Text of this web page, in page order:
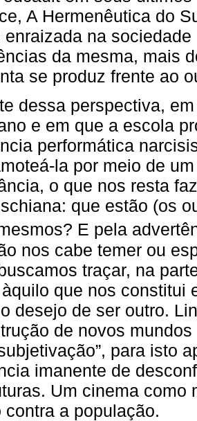
A Hermenêutica do
enraizada na
da mesma, mais
se produz frente ao
dessa perspectiva,
e em que a escola
performática
la por meio de
o que nos resta
que estão (os
E pela
nos cabe temer ou
traçar, na
que nos constitui
desejo de ser outro.
de novos
para isto
imanente de
Um cinema como
contra a população.